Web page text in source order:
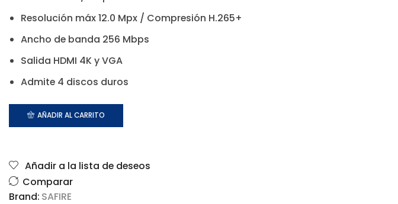
Resolución máx 12.0 Mpx / Compresión H.265+
Ancho de banda 256 Mbps
Salida HDMI 4K y VGA
Admite 4 discos duros
AÑADIR AL CARRITO
Añadir a la lista de deseos
Comparar
Brand: SAFIRE